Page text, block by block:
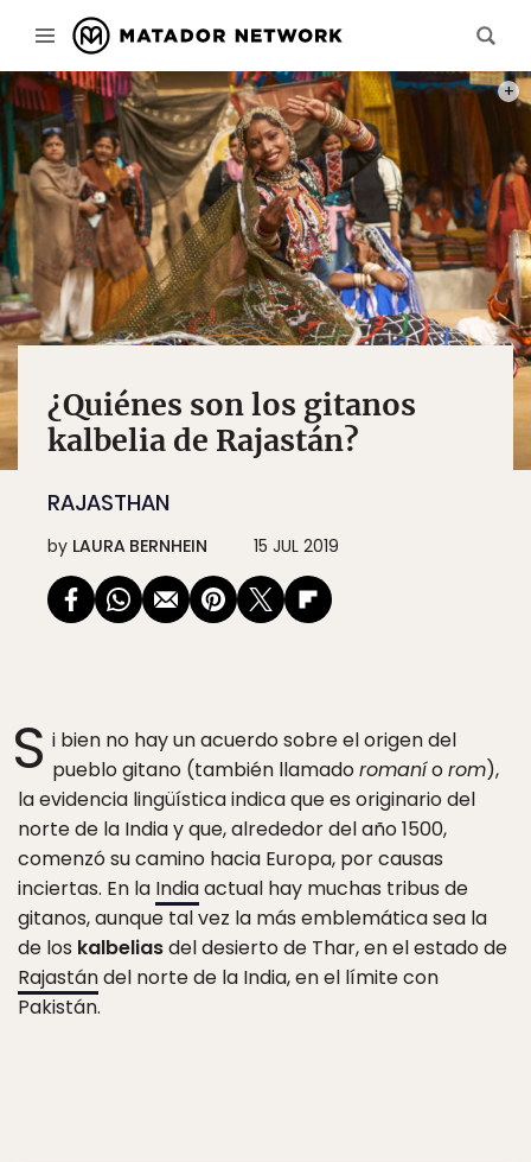
¿Quiénes son los gitanos
kalbelia de Rajastán?
RAJASTHAN
by LAURA BERNHEIN 15 JUL 2019
S i bien no hay un acuerdo sobre el origen del
pueblo gitano (también llamadoromaníorom),
la evidencia lingüística indica que es originario del
norte de la India y que, alrededor del año 1500,
comenzó su camino hacia Europa, por causas
inciertas. En la Indiaactual hay muchas tribus de
gitanos, aunque tal vez la más emblemática sea la
de los kalbeliasdel desierto de Thar, en el estado de
Rajastándel norte de la India, en el límite con
Pakistán.